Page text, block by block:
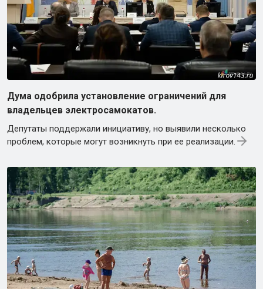
Дума одобрила установление ограничений для
владельцев электросамокатов.
Депутаты поддержали инициативу, но выявили несколько
проблем, которые могут возникнуть при ее реализации.